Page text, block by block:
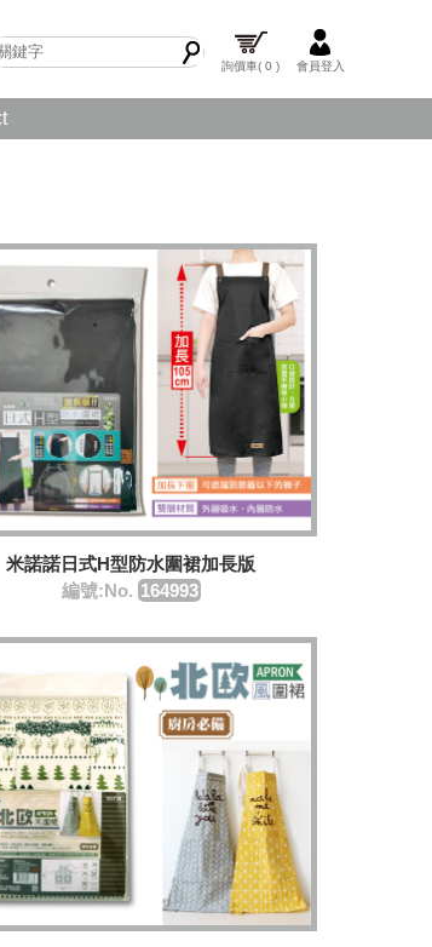
詢價車( 0 ) 會員登入
米諾諾日式H型防水圍裙加長版
編號:No. 164993